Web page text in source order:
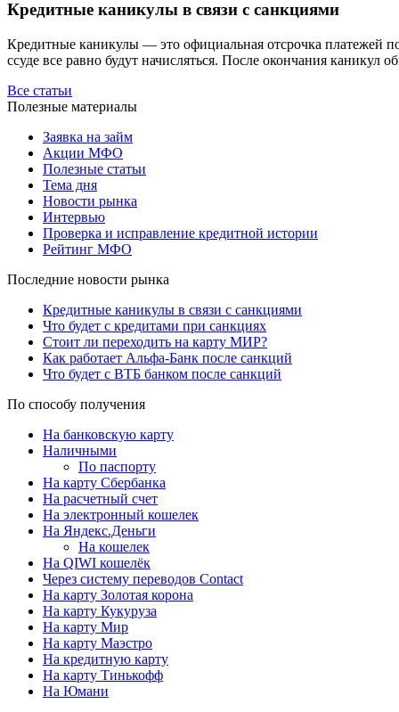
Кредитные каникулы в связи с санкциями
Кредитные каникулы — это официальная отсрочка платежей
ссуде все равно будут начисляться. После окончания
Все статьи
Полезные материалы
Заявка на займ
Акции МФО
Полезные статьи
Тема дня
Новости рынка
Интервью
Проверка и исправление кредитной истории
Рейтинг МФО
Последние новости рынка
Кредитные каникулы в связи с санкциями
Что будет с кредитами при санкциях
Стоит ли переходить на карту МИР?
Как работает Альфа-Банк после санкций
Что будет с ВТБ банком после санкций
По способу получения
На банковскую карту
Наличными
По паспорту
На карту Сбербанка
На расчетный счет
На электронный кошелек
На Яндекс.Деньги
На кошелек
На QIWI кошелёк
Через систему переводов Contact
На карту Золотая корона
На карту Кукуруза
На карту Мир
На карту Маэстро
На кредитную карту
На карту Тинькофф
На Юмани